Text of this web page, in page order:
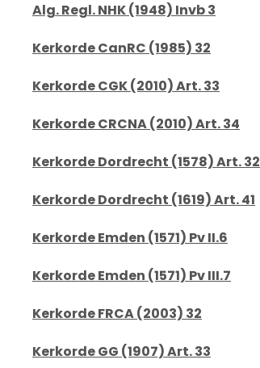
Alg. Regl. NHK (1948) Invb 3
Kerkorde CanRC (1985) 32
Kerkorde CGK (2010) Art. 33
Kerkorde CRCNA (2010) Art. 34
Kerkorde Dordrecht (1578) Art. 32
Kerkorde Dordrecht (1619) Art. 41
Kerkorde Emden (1571) Pv II.6
Kerkorde Emden (1571) Pv III.7
Kerkorde FRCA (2003) 32
Kerkorde GG (1907) Art. 33